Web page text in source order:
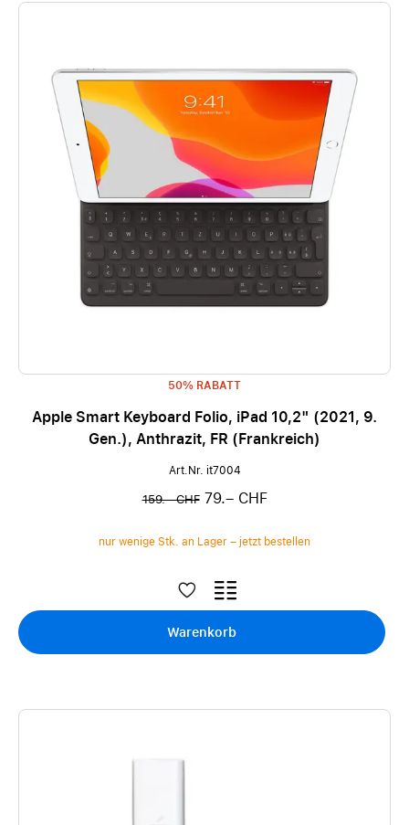
50% RABATT
Apple Smart Keyboard Folio, iPad 10,2" (2021, 9.
Gen.), Anthrazit, FR (Frankreich)
Art.Nr. it7004
159.– CHF79.– CHF
nur wenige Stk. an Lager – jetzt bestellen
Warenkorb